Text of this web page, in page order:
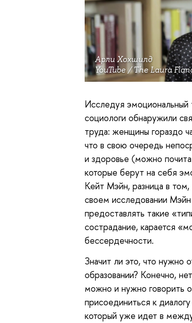
Арли Хохшилд
YouTube / The Laura
Исследуя эмоциональный
социологи обнаружили
труда: женщины гораздо
что в свою очередь
и здоровье (можно
которые берут на себя
Кейт Мэйн, разница в
своем исследовании
предоставлять такие
сострадание, карается
бессердечности.
Значит ли это, что нужно
образовании? Конечно,
можно и нужно говорить
присоединиться к
который уже идет в